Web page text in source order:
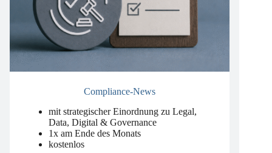
mit strategischer Einordnung zu Legal,
Data, Digital & Governance
1x am Ende des Monats